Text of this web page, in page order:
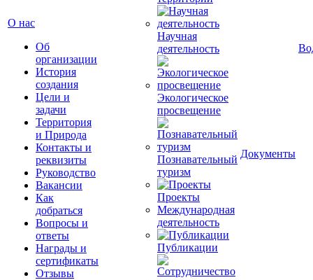
О нас
Об
организации
История
создания
Цели и
задачи
Территория
и Природа
Контакты и
реквизиты
Руководство
Вакансии
Как
добраться
Вопросы и
ответы
Награды и
сертификаты
Отзывы
Научная
деятельность
Экологическое
просвещение
Познавательный
туризм
Проекты
Международная
деятельность
Публикации
Документы